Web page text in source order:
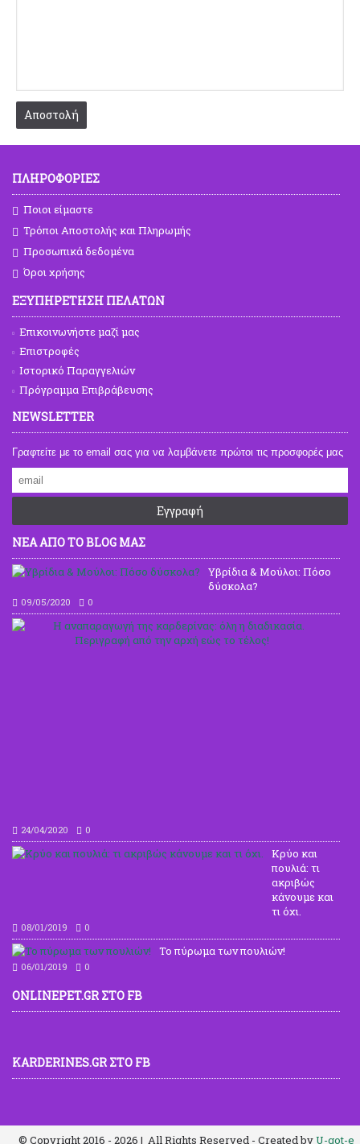
Αποστολή
ΠΛΗΡΟΦΟΡΙΕΣ
Ποιοι είμαστε
Τρόποι Αποστολής και Πληρωμής
Προσωπικά δεδομένα
Όροι χρήσης
ΕΞΥΠΗΡΕΤΗΣΗ ΠΕΛΑΤΩΝ
Επικοινωνήστε μαζί μας
Επιστροφές
Ιστορικό Παραγγελιών
Πρόγραμμα Επιβράβευσης
NEWSLETTER
Γραφτείτε με το email σας για να λαμβάνετε πρώτοι τις προσφορές μας
Εγγραφή
ΝΕΑ ΑΠΟ ΤΟ BLOG ΜΑΣ
Υβρίδια & Μούλοι: Πόσο
δύσκολα?
09/05/2020 0
24/04/2020 0
Κρύο και
πουλιά: τι
ακριβώς
κάνουμε και
τι όχι.
08/01/2019 0
To πύρωμα των πουλιών!
06/01/2019 0
ONLINEPET.GR ΣΤΟ FB
KARDERINES.GR ΣΤΟ FB
© Copyright 2016 - 2026 | All Rights Reserved - Created byU-got-e